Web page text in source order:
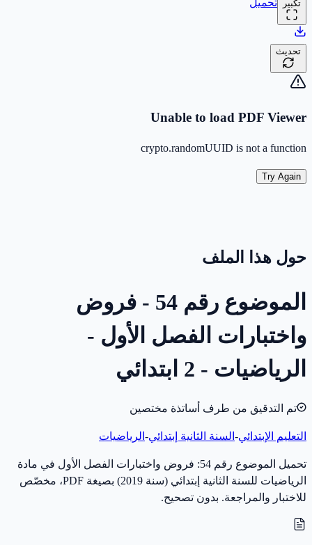
تكبير تحميل
تحديث
Unable to load PDF Viewer
crypto.randomUUID is not a function
Try Again
حول هذا الملف
الموضوع رقم 54 - فروض
واختبارات الفصل الأول -
الرياضيات - 2 ابتدائي
تم التدقيق من طرف أساتذة مختصين
التعليم الإبتدائي- السنة الثانية إبتدائي- الرياضيات
تحميل الموضوع رقم 54: فروض واختبارات الفصل الأول في مادة
الرياضيات للسنة الثانية إبتدائي (سنة 2019) بصيغة PDF، مخصّص
للاختبار والمراجعة. بدون تصحيح.